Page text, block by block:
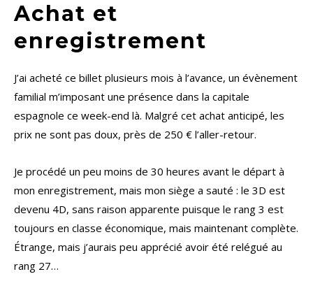
Achat et
enregistrement
J’ai acheté ce billet plusieurs mois à l’avance, un évènement
familial m’imposant une présence dans la capitale
espagnole ce week-end là. Malgré cet achat anticipé, les
prix ne sont pas doux, près de 250 € l’aller-retour.
Je procédé un peu moins de 30 heures avant le départ à
mon enregistrement, mais mon siège a sauté : le 3D est
devenu 4D, sans raison apparente puisque le rang 3 est
toujours en classe économique, mais maintenant complète.
Étrange, mais j’aurais peu apprécié avoir été relégué au
rang 27…